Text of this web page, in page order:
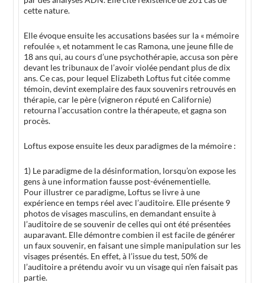
cette nature.
Elle évoque ensuite les accusations basées sur la « mémoire
refoulée », et notamment le cas Ramona, une jeune fille de
18 ans qui, au cours d’une psychothérapie, accusa son père
devant les tribunaux de l’avoir violée pendant plus de dix
ans. Ce cas, pour lequel Elizabeth Loftus fut citée comme
témoin, devint exemplaire des faux souvenirs retrouvés en
thérapie, car le père (vigneron réputé en Californie)
retourna l’accusation contre la thérapeute, et gagna son
procès.
Loftus expose ensuite les deux paradigmes de la mémoire :
1) Le paradigme de la désinformation, lorsqu’on expose les
gens à une information fausse post-événementielle.
Pour illustrer ce paradigme, Loftus se livre à une
expérience en temps réel avec l’auditoire. Elle présente 9
photos de visages masculins, en demandant ensuite à
l’auditoire de se souvenir de celles qui ont été présentées
auparavant. Elle démontre combien il est facile de générer
un faux souvenir, en faisant une simple manipulation sur les
visages présentés. En effet, à l’issue du test, 50% de
l’auditoire a prétendu avoir vu un visage qui n’en faisait pas
partie.